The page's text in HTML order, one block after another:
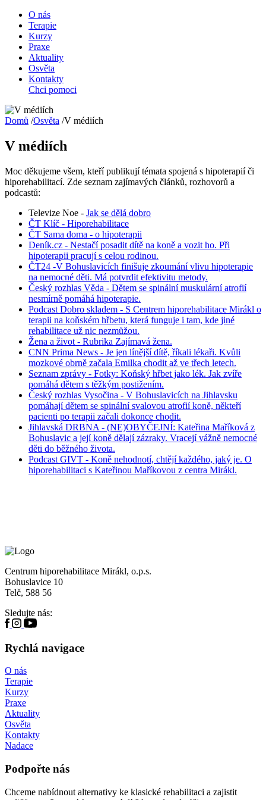
O nás
Terapie
Kurzy
Praxe
Aktuality
Osvěta
Kontakty
Chci pomoci
Domů /Osvěta /V médiích
V médiích
Moc děkujeme všem, kteří publikují témata spojená s hipoterapií či
hiporehabilitací. Zde seznam zajímavých článků, rozhovorů a
podcastů:
Televize Noe - Jak se dělá dobro
ČT Klíč - Hiporehabilitace
ČT Sama doma - o hipoterapii
Deník.cz - Nestačí posadit dítě na koně a vozit ho. Při
hipoterapii pracují s celou rodinou.
ČT24 -V Bohuslavicích finišuje zkoumání vlivu hipoterapie
na nemocné děti. Má potvrdit efektivitu metody.
Český rozhlas Věda - Dětem se spinální muskulární atrofií
nesmírně pomáhá hipoterapie.
Podcast Dobro skladem - S Centrem hiporehabilitace Mirákl o
terapii na koňském hřbetu, která funguje i tam, kde jiné
rehabilitace už nic nezmůžou.
Žena a život - Rubrika Zajímavá žena.
CNN Prima News - Je jen línější dítě, říkali lékaři. Kvůli
mozkové obrně začala Emilka chodit až ve třech letech.
Seznam zprávy - Fotky: Koňský hřbet jako lék. Jak zvíře
pomáhá dětem s těžkým postižením.
Český rozhlas Vysočina - V Bohuslavicích na Jihlavsku
pomáhají dětem se spinální svalovou atrofií koně, někteří
pacienti po terapii začali dokonce chodit.
Jihlavská DRBNA - (NE)OBYČEJNÍ: Kateřina Maříková z
Bohuslavic a její koně dělají zázraky. Vracejí vážně nemocné
děti do běžného života.
Podcast GIVT - Koně nehodnotí, chtějí každého, jaký je. O
hiporehabilitaci s Kateřinou Maříkovou z centra Mirákl.
Centrum hiporehabilitace Mirákl, o.p.s.
Bohuslavice 10
Telč, 588 56
Sledujte nás:
Rychlá navigace
O nás
Terapie
Kurzy
Praxe
Aktuality
Osvěta
Kontakty
Nadace
Podpořte nás
Chceme nabídnout alternativy ke klasické rehabilitaci a zajistit